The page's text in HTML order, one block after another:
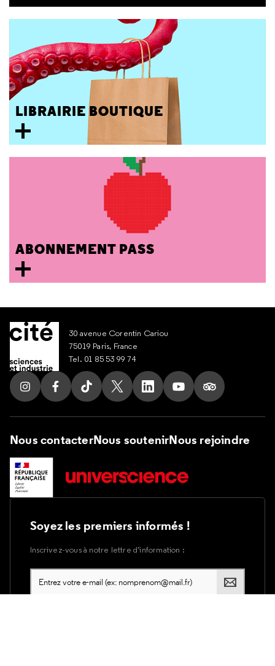
LIBRAIRIE BOUTIQUE
ABONNEMENT PASS
30 avenue Corentin Cariou
75019 Paris, France
Tel. 01 85 53 99 74
Suivez nous sur Instagram
Suivez nous sur Facebook
Suivez nous sur Tik Tok
Suivez nous sur X
Suivez nous sur LinkedIn
Suivez nous sur
Suivez nous
Nous contacterNous soutenirNous rejoindre
Soyez les premiers informés !
Inscrivez-vous à notre lettre d’information :